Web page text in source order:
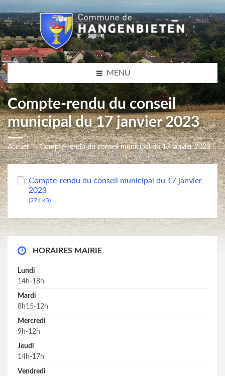
MENU
Compte-rendu du conseil
municipal du 17 janvier 2023
Accueil
Compte-rendu du conseil municipal du 17 janvier 2023
Compte-rendu du conseil municipal du 17 janvier 2023
Compte-rendu du conseil municipal du 17 janvier
2023
(271 kB)
HORAIRES MAIRIE
Lundi
14h-18h
Mardi
8h15-12h
Mercredi
9h-12h
Jeudi
14h-17h
Vendredi